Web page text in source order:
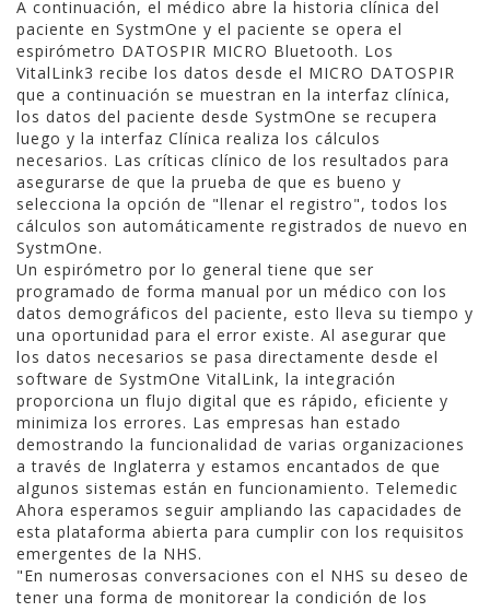
A continuación, el médico abre la historia clínica del
paciente en SystmOne y el paciente se opera el
espirómetro DATOSPIR MICRO Bluetooth. Los
VitalLink3 recibe los datos desde el MICRO DATOSPIR
que a continuación se muestran en la interfaz clínica,
los datos del paciente desde SystmOne se recupera
luego y la interfaz Clínica realiza los cálculos
necesarios. Las críticas clínico de los resultados para
asegurarse de que la prueba de que es bueno y
selecciona la opción de "llenar el registro", todos los
cálculos son automáticamente registrados de nuevo en
SystmOne.
Un espirómetro por lo general tiene que ser
programado de forma manual por un médico con los
datos demográficos del paciente, esto lleva su tiempo y
una oportunidad para el error existe. Al asegurar que
los datos necesarios se pasa directamente desde el
software de SystmOne VitalLink, la integración
proporciona un flujo digital que es rápido, eficiente y
minimiza los errores. Las empresas han estado
demostrando la funcionalidad de varias organizaciones
a través de Inglaterra y estamos encantados de que
algunos sistemas están en funcionamiento. Telemedic
Ahora esperamos seguir ampliando las capacidades de
esta plataforma abierta para cumplir con los requisitos
emergentes de la NHS.
"En numerosas conversaciones con el NHS su deseo de
tener una forma de monitorear la condición de los